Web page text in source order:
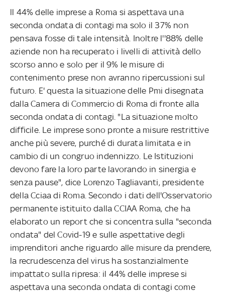
ll 44% delle imprese a Roma si aspettava una
seconda ondata di contagi ma solo il 37% non
pensava fosse di tale intensità. Inoltre l''88% delle
aziende non ha recuperato i livelli di attività dello
scorso anno e solo per il 9% le misure di
contenimento prese non avranno ripercussioni sul
futuro. E' questa la situazione delle Pmi disegnata
dalla Camera di Commercio di Roma di fronte alla
seconda ondata di contagi. "La situazione molto
difficile. Le imprese sono pronte a misure restrittive
anche più severe, purché di durata limitata e in
cambio di un congruo indennizzo. Le Istituzioni
devono fare la loro parte lavorando in sinergia e
senza pause", dice Lorenzo Tagliavanti, presidente
della Cciaa di Roma. Secondo i dati dell'Osservatorio
permanente istituito dalla CCIAA Roma, che ha
elaborato un report che si concentra sulla "seconda
ondata" del Covid-19 e sulle aspettative degli
imprenditori anche riguardo alle misure da prendere,
la recrudescenza del virus ha sostanzialmente
impattato sulla ripresa: il 44% delle imprese si
aspettava una seconda ondata di contagi come